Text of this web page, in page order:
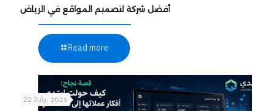
أفضل شركة لتصميم المواقع في الرياض
Read more
22 July، 2026